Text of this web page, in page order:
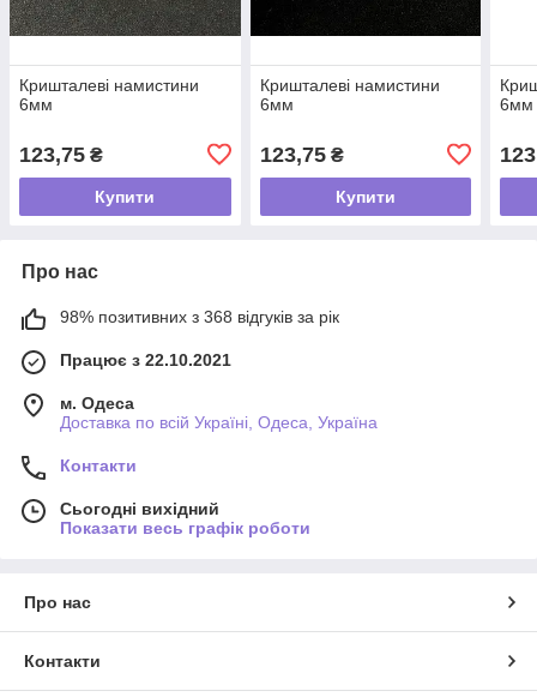
Кришталеві намистини
6мм
123,75 ₴
Купити
Кришталеві намистини
6мм
123,75₴
Купити
6мм
Про нас
98% позитивних з 368 відгуків за рік
Працює з 22.10.2021
м. Одеса
Доставка по всій Україні, Одеса, Україна
Контакти
Сьогодні вихідний
Показати весь графік роботи
Про нас
Контакти